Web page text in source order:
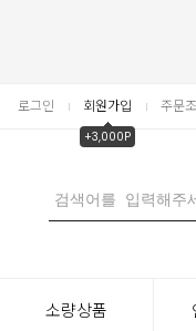
로그인 회원가입
+3,000P
주문
소량상품